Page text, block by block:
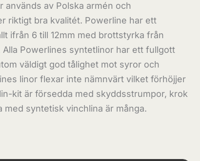
används av Polska armén och
riktigt bra kvalitét. Powerline har ett
ifrån 6 till 12mm med brottstyrka från
Alla Powerlines syntetlinor har ett fullgott
väldigt god tålighet mot syror och
linor flexar inte nämnvärt vilket förhöjjer
kit är försedda med skyddsstrumpor, krok
med syntetisk vinchlina är många.